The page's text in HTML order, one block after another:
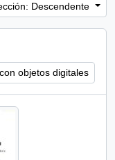
Descendente
objetos digitales